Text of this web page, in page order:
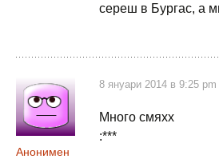
сереш в Бургас, а
Анонимен
8 януари 2014 в 9:25 pm
Много смяхх
:***